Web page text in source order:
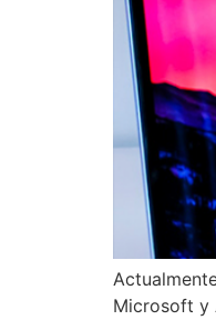
Microsoft y